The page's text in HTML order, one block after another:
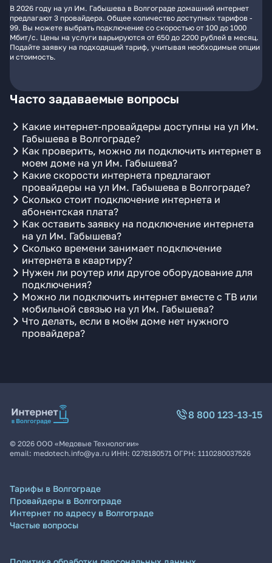
В 2026 году на ул Им. Габышева в Волгограде домашний интернет
предлагают 3 провайдера. Общее количество доступных тарифов -
99. Вы можете выбрать подключение со скоростью от 100 до 1000
Мбит/с. Цены на услуги варьируются от 650 до 2200 рублей в месяц.
Подайте заявку на подходящий тариф, учитывая необходимые опции
и стоимость.
Часто задаваемые вопросы
Какие интернет-провайдеры доступны на ул Им.
Габышева в Волгограде?
Как проверить, можно ли подключить интернет в
моем доме на ул Им. Габышева?
Какие скорости интернета предлагают
провайдеры на ул Им. Габышева в Волгограде?
Сколько стоит подключение интернета и
абонентская плата?
Как оставить заявку на подключение интернета
на ул Им. Габышева?
Сколько времени занимает подключение
интернета в квартиру?
Нужен ли роутер или другое оборудование для
подключения?
Можно ли подключить интернет вместе с ТВ или
мобильной связью на ул Им. Габышева?
Что делать, если в моём доме нет нужного
провайдера?
8 800 123-13-15
© 2026 ООО «Медовые Технологии»
email: medotech.info@ya.ru ИНН: 0278180571 ОГРН: 1110280037526
Тарифы в Волгограде
Провайдеры в Волгограде
Интернет по адресу в Волгограде
Частые вопросы